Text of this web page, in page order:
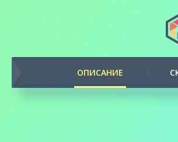
ОПИСАНИЕ